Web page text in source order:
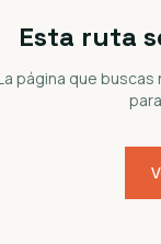
Esta ruta
página que buscas